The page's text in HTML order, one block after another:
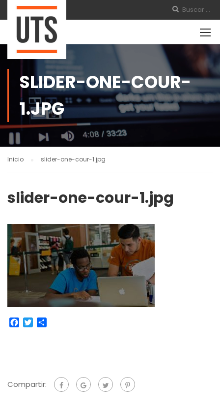
SLIDER-ONE-COUR-
1.JPG
Inicio slider-one-cour-1.jpg
slider-one-cour-1.jpg
Facebook
Twitter
Compartir: